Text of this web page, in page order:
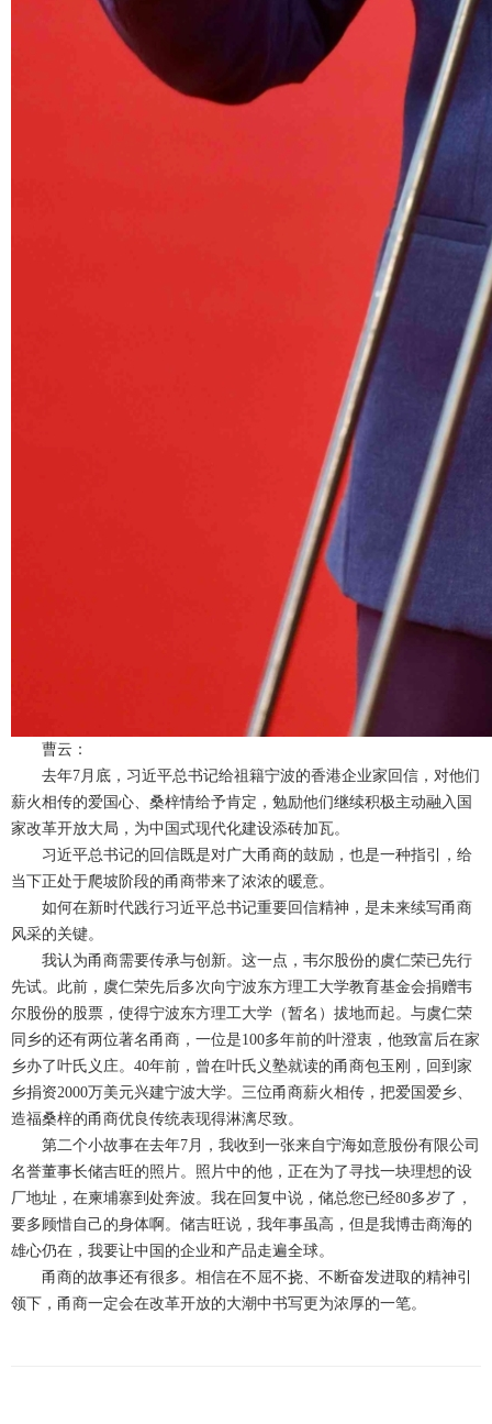
曹云：
去年7月底，习近平总书记给祖籍宁波的香港企业家回信，对他们
薪火相传的爱国心、桑梓情给予肯定，勉励他们继续积极主动融入国
家改革开放大局，为中国式现代化建设添砖加瓦。
习近平总书记的回信既是对广大甬商的鼓励，也是一种指引，给
当下正处于爬坡阶段的甬商带来了浓浓的暖意。
如何在新时代践行习近平总书记重要回信精神，是未来续写甬商
风采的关键。
我认为甬商需要传承与创新。这一点，韦尔股份的虞仁荣已先行
先试。此前，虞仁荣先后多次向宁波东方理工大学教育基金会捐赠韦
尔股份的股票，使得宁波东方理工大学（暂名）拔地而起。与虞仁荣
同乡的还有两位著名甬商，一位是100多年前的叶澄衷，他致富后在家
乡办了叶氏义庄。40年前，曾在叶氏义塾就读的甬商包玉刚，回到家
乡捐资2000万美元兴建宁波大学。三位甬商薪火相传，把爱国爱乡、
造福桑梓的甬商优良传统表现得淋漓尽致。
第二个小故事在去年7月，我收到一张来自宁海如意股份有限公司
名誉董事长储吉旺的照片。照片中的他，正在为了寻找一块理想的设
厂地址，在柬埔寨到处奔波。我在回复中说，储总您已经80多岁了，
要多顾惜自己的身体啊。储吉旺说，我年事虽高，但是我博击商海的
雄心仍在，我要让中国的企业和产品走遍全球。
甬商的故事还有很多。相信在不屈不挠、不断奋发进取的精神引
领下，甬商一定会在改革开放的大潮中书写更为浓厚的一笔。